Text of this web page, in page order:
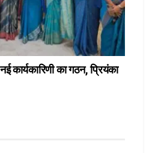
कार्यकारिणी का गठन, प्रियंका